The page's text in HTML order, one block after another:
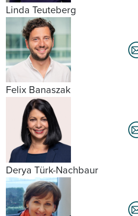
Linda Teuteberg
Felix Banaszak
Derya Türk-Nachbaur